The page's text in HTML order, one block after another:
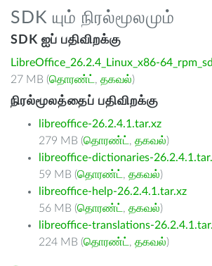
SDK யும் நிரல்மூலமும்
SDK ஐப் பதிவிறக்கு
LibreOffice_26.2.4_Linux_x86-
27 MB (தொரண்ட் , தகவல்)
நிரல்மூலத்தைப் பதிவிறக்கு
libreoffice-26.2.4.1.tar.xz
279 MB (தொரண்ட் , தகவல்)
libreoffice-dictionaries-
59 MB (தொரண்ட் , தகவல்)
libreoffice-help-26.2.4.1.tar.xz
56 MB (தொரண்ட் , தகவல்)
libreoffice-translations-
224 MB (தொரண்ட் , தகவல்)